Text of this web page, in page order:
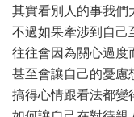
其實看別人的事我們
不過如果牽涉到自己
往往會因為關心過度
甚至會讓自己的憂慮
搞得心情跟看法都變